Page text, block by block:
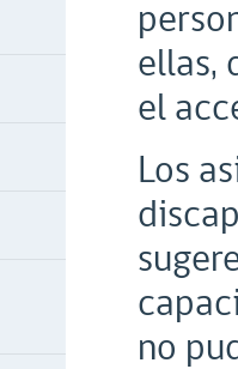
ellas,
el
Los
no